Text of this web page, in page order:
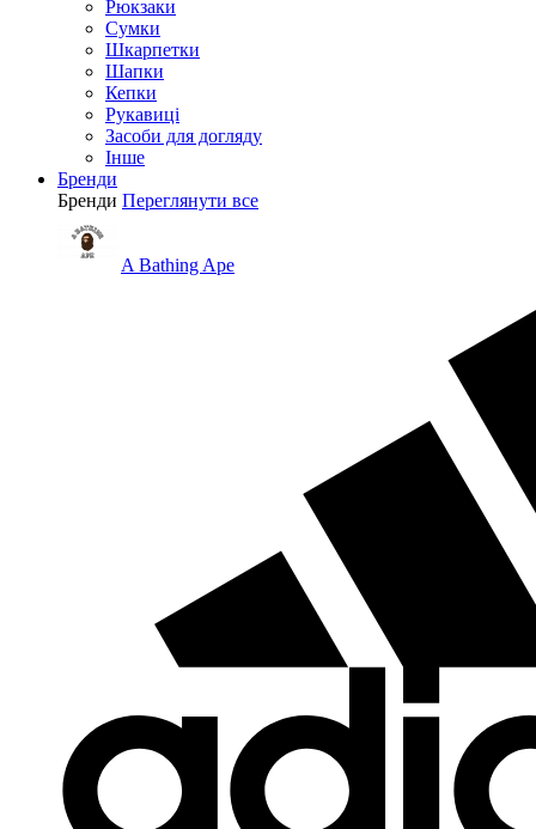
Рюкзаки
Сумки
Шкарпетки
Шапки
Кепки
Рукавиці
Засоби для догляду
Інше
Бренди
Бренди Переглянути все
A Bathing Ape